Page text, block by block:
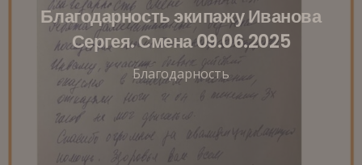
Благодарность экипажу Иванова
Сергея. Смена 09.06.2025
Благодарность